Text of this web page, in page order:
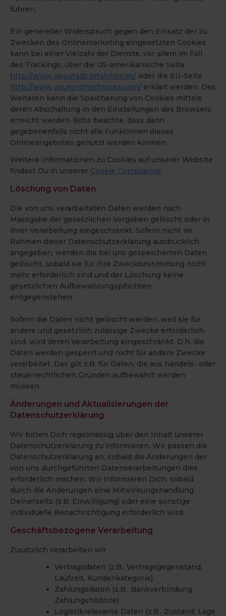
führen.
Ein genereller Widerspruch gegen den Einsatz der zu
Zwecken des Onlinemarketing eingesetzten Cookies
kann bei einer Vielzahl der Dienste, vor allem im Fall
des Trackings, über die US-amerikanische Seite
http://www.aboutads.info/choices/ oder die EU-Seite
http://www.youronlinechoices.com/ erklärt werden. Des
Weiteren kann die Speicherung von Cookies mittels
deren Abschaltung in den Einstellungen des Browsers
erreicht werden. Bitte beachte, dass dann
gegebenenfalls nicht alle Funktionen dieses
Onlineangebotes genutzt werden können.
Weitere Informationen zu Cookies auf unserer Website
findest Du in unserer Cookie Compliance.
Löschung von Daten
Die von uns verarbeiteten Daten werden nach
Massgabe der gesetzlichen Vorgaben gelöscht oder in
ihrer Verarbeitung eingeschränkt. Sofern nicht im
Rahmen dieser Datenschutzerklärung ausdrücklich
angegeben, werden die bei uns gespeicherten Daten
gelöscht, sobald sie für ihre Zweckbestimmung nicht
mehr erforderlich sind und der Löschung keine
gesetzlichen Aufbewahrungspflichten
entgegenstehen.
Sofern die Daten nicht gelöscht werden, weil sie für
andere und gesetzlich zulässige Zwecke erforderlich
sind, wird deren Verarbeitung eingeschränkt. D.h. die
Daten werden gesperrt und nicht für andere Zwecke
verarbeitet. Das gilt z.B. für Daten, die aus handels- oder
steuerrechtlichen Gründen aufbewahrt werden
müssen.
Änderungen und Aktualisierungen der
Datenschutzerklärung
Wir bitten Dich regelmässig über den Inhalt unserer
Datenschutzerklärung zu informieren. Wir passen die
Datenschutzerklärung an, sobald die Änderungen der
von uns durchgeführten Datenverarbeitungen dies
erforderlich machen. Wir informieren Dich, sobald
durch die Änderungen eine Mitwirkungshandlung
Deinerseits (z.B. Einwilligung) oder eine sonstige
individuelle Benachrichtigung erforderlich wird.
Geschäftsbezogene Verarbeitung
Zusätzlich verarbeiten wir
Vertragsdaten (z.B., Vertragsgegenstand,
Laufzeit, Kundenkategorie).
Zahlungsdaten (z.B., Bankverbindung,
Zahlungshistorie)
Logistikrelevante Daten (z.B., Zustand, Lage